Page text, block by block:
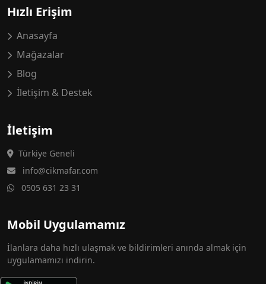
Hızlı Erişim
Anasayfa
Mağazalar
Blog
İletişim & Destek
İletişim
Türkiye Geneli
info@cikmafar.com
0505 631 23 31
Mobil Uygulamamız
İlanlara daha hızlı ulaşmak ve bildirimleri anında almak için
uygulamamızı indirin.